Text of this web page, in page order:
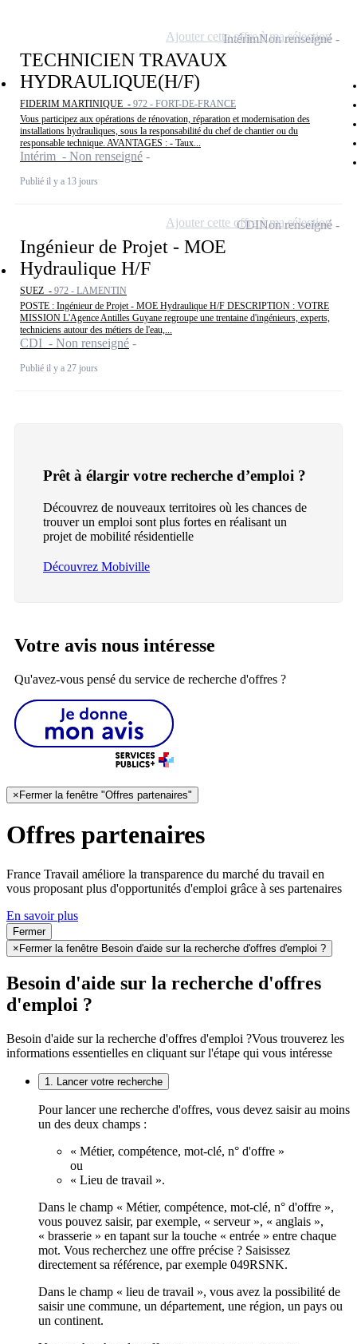
TECHNICIEN TRAVAUX
HYDRAULIQUE(H/F)
FIDERIM MARTINIQUE - 972 - FORT-DE-FRANCE
Vous participez aux opérations de rénovation, réparation et modernisation des
installations hydrauliques, sous la responsabilité du chef de chantier ou du
responsable technique. AVANTAGES : - Taux...
Intérim - Non renseigné
Publié il y a 13 jours
IntérimNon renseigné
Ajouter cette offre à ma sélection
Ingénieur de Projet - MOE
Hydraulique H/F
SUEZ - 972 - LAMENTIN
POSTE : Ingénieur de Projet - MOE Hydraulique H/F DESCRIPTION : VOTRE
MISSION L'Agence Antilles Guyane regroupe une trentaine d'ingénieurs, experts,
techniciens autour des métiers de l'eau,...
CDI - Non renseigné
Publié il y a 27 jours
CDINon renseigné
Ajouter cette offre à ma sélection
Prêt à élargir votre recherche d’emploi ?
Découvrez de nouveaux territoires où les chances de
trouver un emploi sont plus fortes en réalisant un
projet de mobilité résidentielle
Découvrez Mobiville
Votre avis nous intéresse
Qu'avez-vous pensé du service de recherche d'offres ?
× Fermer la fenêtre "Offres partenaires"
Offres partenaires
France Travail améliore la transparence du marché du travail en
vous proposant plus d'opportunités d'emploi grâce à ses partenaires
En savoir plus
Fermer
× Fermer la fenêtre Besoin d'aide sur la recherche d'offres d'emploi ?
Besoin d'aide sur la recherche d'offres
d'emploi ?
Besoin d'aide sur la recherche d'offres d'emploi ?Vous trouverez les
informations essentielles en cliquant sur l'étape qui vous intéresse
1. Lancer votre recherche
Pour lancer une recherche d'offres, vous devez saisir au moins
un des deux champs :
« Métier, compétence, mot-clé, n° d'offre »
ou
« Lieu de travail ».
Dans le champ « Métier, compétence, mot-clé, n° d'offre »,
vous pouvez saisir, par exemple, « serveur », « anglais »,
« brasserie » en tapant sur la touche « entrée » entre chaque
mot. Vous recherchez une offre précise ? Saisissez
directement sa référence, par exemple 049RSNK.
Dans le champ « lieu de travail », vous avez la possibilité de
saisir une commune, un département, une région, un pays ou
un continent.